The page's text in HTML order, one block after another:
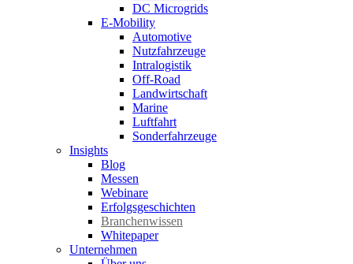
DC Microgrids
E-Mobility
Automotive
Nutzfahrzeuge
Intralogistik
Off-Road
Landwirtschaft
Marine
Luftfahrt
Sonderfahrzeuge
Insights
Blog
Messen
Webinare
Erfolgsgeschichten
Branchenwissen
Whitepaper
Unternehmen